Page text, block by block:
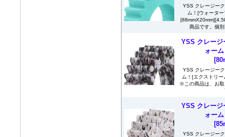
YSS クレージー
ム！[ウォータ
商品です。個
YSS クレージ
ォー
YSS クレージー
ム！[エクストリ
※この商品は、お
YSS クレージ
ォー
YSS クレージー